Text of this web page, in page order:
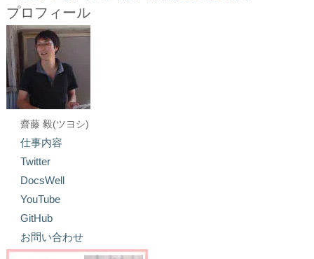
プロフィール
齋藤 毅(ツヨシ)
仕事内容
Twitter
DocsWell
YouTube
GitHub
お問い合わせ